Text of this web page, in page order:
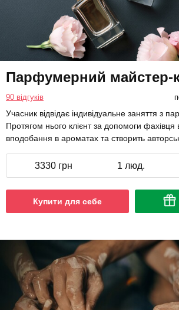
Парфумерний майстер-
90 відгуків
Учасник відвідає індивідуальне заняття з
Протягом нього клієнт за допомоги фахівця
вподобання в ароматах та створить
3330 грн 1 люд.
Купити для себе